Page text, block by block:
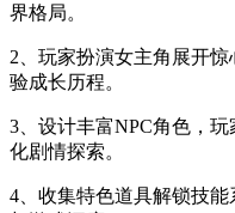
界格局。
2、玩家扮演女主角展开
验成长历程。
3、设计丰富NPC角色，
化剧情探索。
4、收集特色道具解锁技